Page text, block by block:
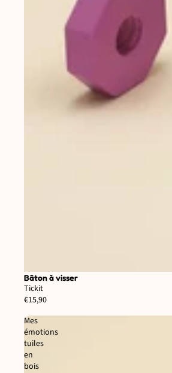
Bâton à visser
Tickit
€15,90
Mes
émotions
tuiles
en
bois